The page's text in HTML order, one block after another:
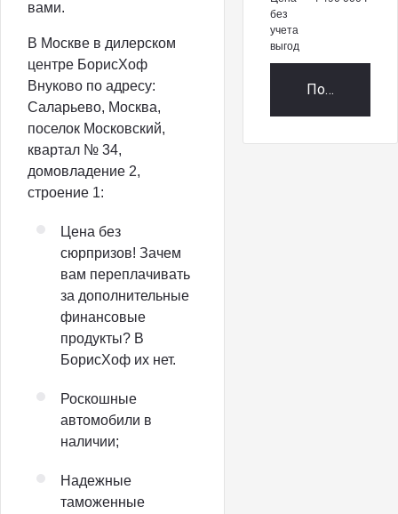
вами.
В Москве в дилерском
центре БорисХоф
Внуково по адресу:
Саларьево, Москва,
поселок Московский,
квартал № 34,
домовладение 2,
строение 1:
Цена без
сюрпризов! Зачем
вам переплачивать
за дополнительные
финансовые
продукты? В
БорисХоф их нет.
Роскошные
автомобили в
наличии;
Надежные
таможенные
без
учета
выгод
Получить